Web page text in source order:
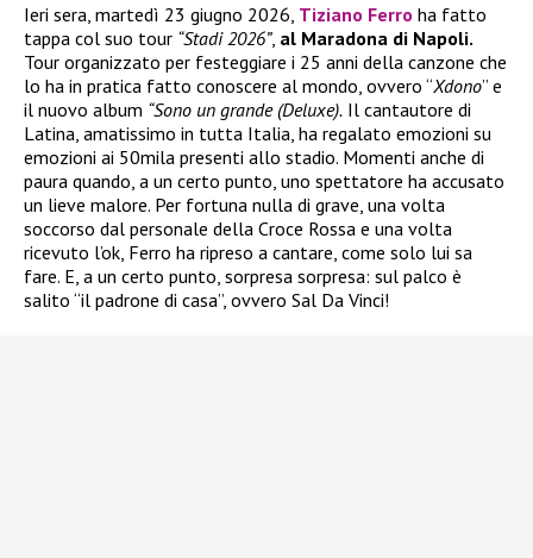
Ieri sera, martedì 23 giugno 2026, Tiziano Ferro ha fatto
tappa col suo tour “Stadi 2026”, al Maradona di Napoli.
Tour organizzato per festeggiare i 25 anni della canzone che
lo ha in pratica fatto conoscere al mondo, ovvero “Xdono” e
il nuovo album “Sono un grande (Deluxe). Il cantautore di
Latina, amatissimo in tutta Italia, ha regalato emozioni su
emozioni ai 50mila presenti allo stadio. Momenti anche di
paura quando, a un certo punto, uno spettatore ha accusato
un lieve malore. Per fortuna nulla di grave, una volta
soccorso dal personale della Croce Rossa e una volta
ricevuto l’ok, Ferro ha ripreso a cantare, come solo lui sa
fare. E, a un certo punto, sorpresa sorpresa: sul palco è
salito “il padrone di casa”, ovvero Sal Da Vinci!